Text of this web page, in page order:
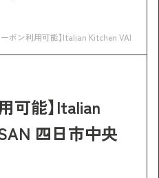
ーポン利用可能】Italian Kitchen VANSAN
可能】Italian
四日市中央